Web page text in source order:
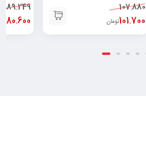
6260010506419107.880
101.700تومان
89.249
80.600